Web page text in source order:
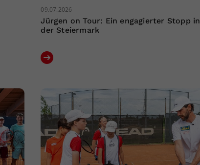
09.07.2026
Jürgen on Tour: Ein engagierter Stopp in
der Steiermark